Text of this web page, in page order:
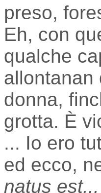
preso,
Eh, con
qualche
allontanan
donna,
grotta. È
... Io ero
ed ecco,
natus est...